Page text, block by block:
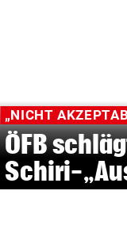
„NICHT
ÖFB
Schiri-